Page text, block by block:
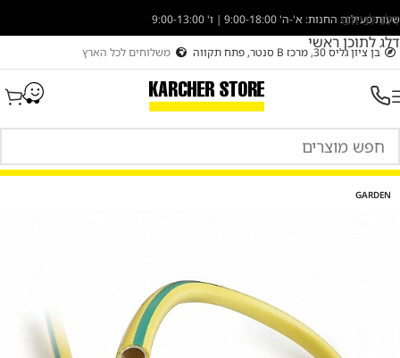
דלג לניווט
דלג לתוכן ראשי
שעות פעילות החנות: א'-ה' 9:00-18:00 | ו' 9:00-13:00
בן ציון גליס 30, מרכז B סנטר, פתח תקווה משלוחים לכל הארץ
GARDEN